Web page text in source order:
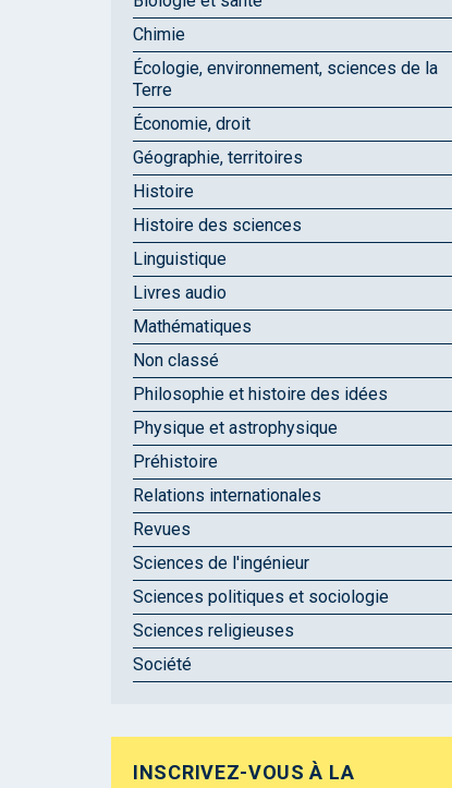
Chimie
Écologie, environnement, sciences de la
Terre
Économie, droit
Géographie, territoires
Histoire
Histoire des sciences
Linguistique
Livres audio
Mathématiques
Non classé
Philosophie et histoire des idées
Physique et astrophysique
Préhistoire
Relations internationales
Revues
Sciences de l'ingénieur
Sciences politiques et sociologie
Sciences religieuses
Société
INSCRIVEZ-VOUS À LA